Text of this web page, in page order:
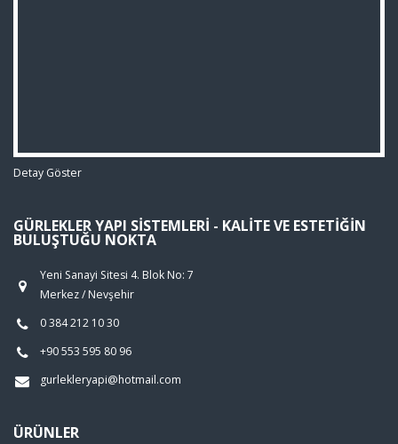
Detay Göster
GÜRLEKLER YAPI SISTEMLERI - KALITE VE ESTETIĞIN
BULUŞTUĞU NOKTA
Yeni Sanayi Sitesi 4. Blok No: 7
Merkez / Nevşehir
0 384 212 10 30
+90 553 595 80 96
gurlekleryapi@hotmail.com
ÜRÜNLER